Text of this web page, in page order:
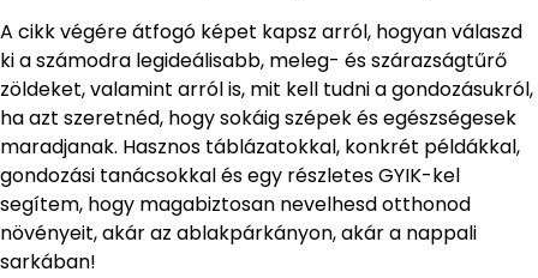
A cikk végére átfogó képet kapsz arról, hogyan válaszd
ki a számodra legideálisabb, meleg- és szárazságtűrő
zöldeket, valamint arról is, mit kell tudni a gondozásukról,
ha azt szeretnéd, hogy sokáig szépek és egészségesek
maradjanak. Hasznos táblázatokkal, konkrét példákkal,
gondozási tanácsokkal és egy részletes GYIK-kel
segítem, hogy magabiztosan nevelhesd otthonod
növényeit, akár az ablakpárkányon, akár a nappali
sarkában!